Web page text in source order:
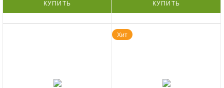
КУПИТЬ КУПИТЬ
Хит